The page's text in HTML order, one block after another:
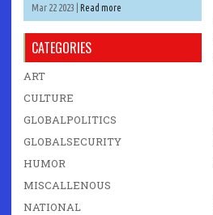
Mar 22 2023 | Read more
CATEGORIES
ART
CULTURE
GLOBALPOLITICS
GLOBALSECURITY
HUMOR
MISCALLENOUS
NATIONAL